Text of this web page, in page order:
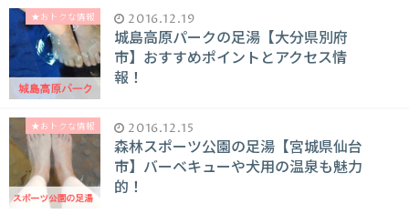
★おトクな情報 2016.12.19
城島高原パークの足湯【大分県別府
市】おすすめポイントとアクセス情
報！
★おトクな情報 2016.12.15
森林スポーツ公園の足湯【宮城県仙台
市】バーベキューや犬用の温泉も魅力
的！